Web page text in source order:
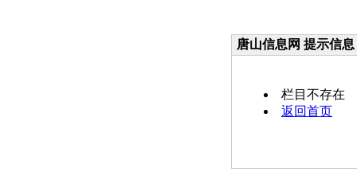
唐山信息网 提示信息
栏目不存在
返回首页